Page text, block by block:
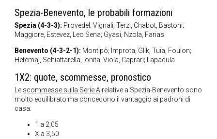
Spezia-Benevento, le probabili formazioni
Spezia (4-3-3): Provedel; Vignali, Terzi, Chabot, Bastoni;
Maggiore, Estevez, Leo Sena; Gyasi, Nzola, Farias
Benevento (4-3-2-1): Montipò; Improta, Glik, Tuia, Foulon;
Hetemaj, Schiattarella, Ionita; Viola, Caprari; Lapadula
1X2: quote, scommesse, pronostico
Le scommesse sulla Serie A relative a Spezia-Benevento sono
molto equilibrato ma concedono il vantaggio ai padroni di
casa:
1 a 2,05
X a 3,50